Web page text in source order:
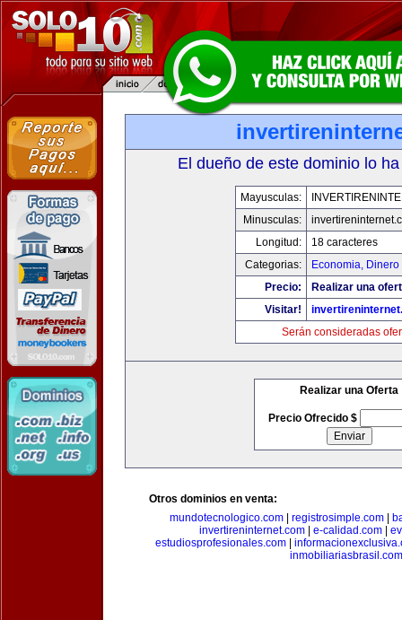
El dueño de este dominio lo
Mayusculas:
Minusculas:
Longitud:
18 caracteres
Categorias:
Economia,
Precio:
Realizar una
Visitar!
Serán consideradas
Realizar una Oferta
Precio Ofrecido $
Otros dominios en venta:
mundotecnologico.com| registrosimple.com|
invertireninternet.com| e-calidad.com|
estudiosprofesionales.com|
inmobiliariasbrasil.com